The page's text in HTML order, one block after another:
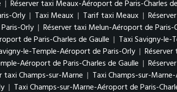
| Réserver taxi Meaux-Aéroport de Paris-Charles
Orly | Taxi Meaux | Tarif taxi Meaux |
Orly | Réserver taxi Melun-Aéroport de Paris-
de Paris-Charles de Gaulle | Taxi Savigny-le-
le-Temple-Aéroport de Paris-Orly |
Aéroport de Paris-Charles de Gaulle |
taxi Champs-sur-Marne | Taxi Champs-sur-
| Taxi Champs-sur-Marne-Aéroport de Paris-